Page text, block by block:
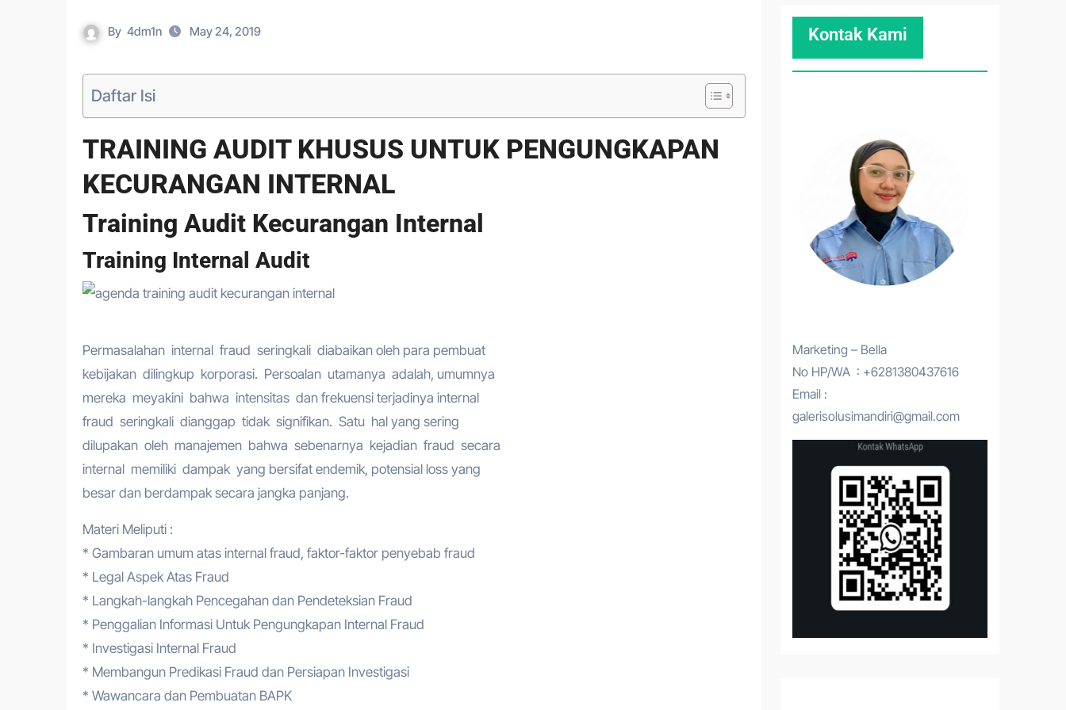
By 4dm1n May 24, 2019
Daftar Isi
TRAINING AUDIT KHUSUS UNTUK PENGUNGKAPAN
KECURANGAN INTERNAL
Training Audit Kecurangan Internal
Training Internal Audit
Permasalahan internal fraud seringkali diabaikan oleh para pembuat
kebijakan dilingkup korporasi. Persoalan utamanya adalah, umumnya
mereka meyakini bahwa intensitas dan frekuensi terjadinya internal
fraud seringkali dianggap tidak signifikan. Satu hal yang sering
dilupakan oleh manajemen bahwa sebenarnya kejadian fraud secara
internal memiliki dampak yang bersifat endemik, potensial loss yang
besar dan berdampak secara jangka panjang.
Materi Meliputi :
* Gambaran umum atas internal fraud, faktor-faktor penyebab fraud
* Legal Aspek Atas Fraud
* Langkah-langkah Pencegahan dan Pendeteksian Fraud
* Penggalian Informasi Untuk Pengungkapan Internal Fraud
* Investigasi Internal Fraud
* Membangun Predikasi Fraud dan Persiapan Investigasi
* Wawancara dan Pembuatan BAPK
Kontak Kami
Marketing – Bella
No HP/WA : +6281380437616
Email :
galerisolusimandiri@gmail.com